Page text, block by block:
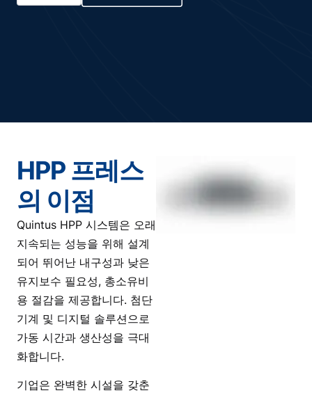
HPP 프레스
의 이점
Quintus HPP 시스템은 오래
지속되는 성능을 위해 설계
되어 뛰어난 내구성과 낮은
유지보수 필요성, 총소유비
용 절감을 제공합니다. 첨단
기계 및 디지털 솔루션으로
가동 시간과 생산성을 극대
화합니다.
기업은 완벽한 시설을 갖춘